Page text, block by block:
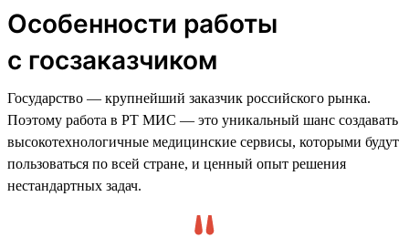
Особенности работы
с госзаказчиком
Государство — крупнейший заказчик российского рынка.
Поэтому работа в РТ МИС — это уникальный шанс создавать
высокотехнологичные медицинские сервисы, которыми будут
пользоваться по всей стране, и ценный опыт решения
нестандартных задач.